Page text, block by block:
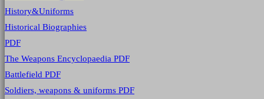
History&Uniforms
Historical Biographies
PDF
The Weapons Encyclopaedia PDF
Battlefield PDF
Soldiers, weapons & uniforms PDF